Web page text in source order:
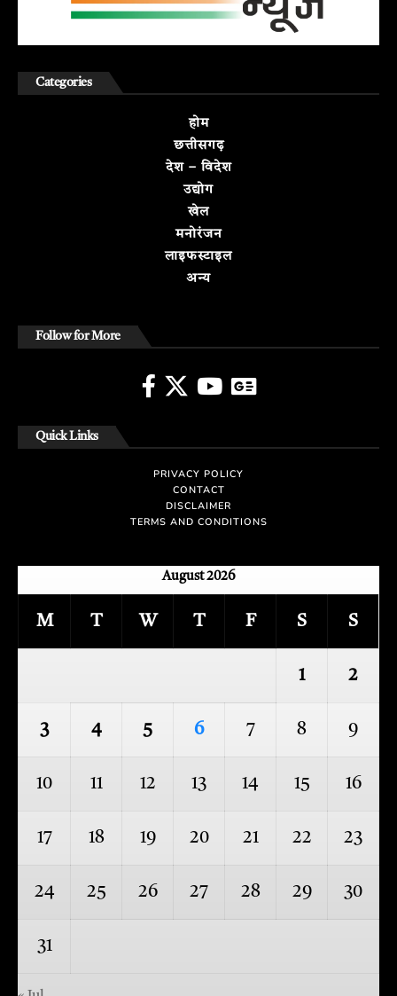
Categories
होम
छत्तीसगढ़
देश – विदेश
उद्योग
खेल
मनोरंजन
लाइफस्टाइल
अन्य
Follow for More
Quick Links
PRIVACY POLICY
CONTACT
DISCLAIMER
TERMS AND CONDITIONS
August 2026
M T W T F S S
1 2
3 4 5 6 7 8 9
10 11 12 13 14 15 16
17 18 19 20 21 22 23
24 25 26 27 28 29 30
31